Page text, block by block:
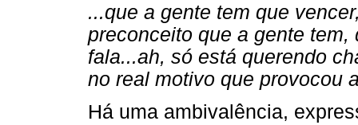
...que a gente tem que
preconceito que a gente
fala...ah, só está querendo
no real motivo que provocou
Há uma ambivalência,